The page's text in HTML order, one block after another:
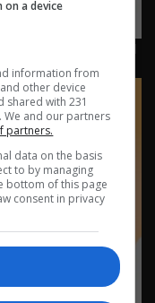
a device
information from
other device
shared with 231
We and our partners
partners.
data on the basis
to by managing
bottom of this page
consent in privacy